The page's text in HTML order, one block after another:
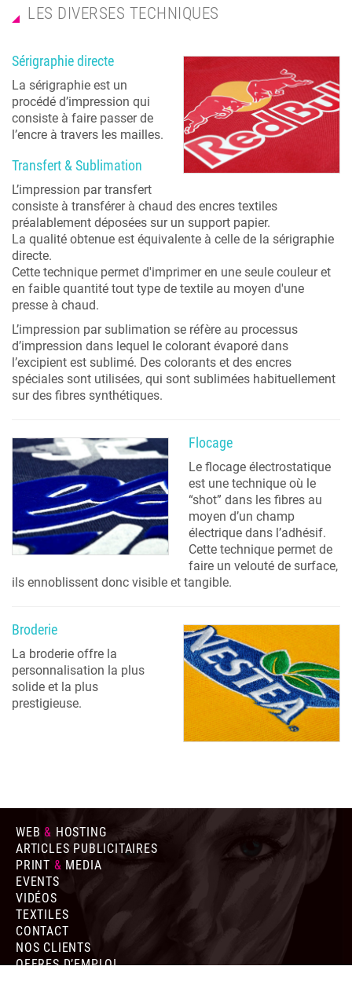
LES DIVERSES TECHNIQUES
Sérigraphie directe
La sérigraphie est un
procédé d’impression qui
consiste à faire passer de
l’encre à travers les mailles.
Transfert & Sublimation
L’impression par transfert
consiste à transférer à chaud des encres textiles
préalablement déposées sur un support papier.
La qualité obtenue est équivalente à celle de la sérigraphie
directe.
Cette technique permet d'imprimer en une seule couleur et
en faible quantité tout type de textile au moyen d'une
presse à chaud.
L’impression par sublimation se réfère au processus
d’impression dans lequel le colorant évaporé dans
l’excipient est sublimé. Des colorants et des encres
spéciales sont utilisées, qui sont sublimées habituellement
sur des fibres synthétiques.
Flocage
Le flocage électrostatique
est une technique où le
“shot” dans les fibres au
moyen d’un champ
électrique dans l’adhésif.
Cette technique permet de
faire un velouté de surface,
ils ennoblissent donc visible et tangible.
Broderie
La broderie offre la
personnalisation la plus
solide et la plus
prestigieuse.
WEB& HOSTING
ARTICLES PUBLICITAIRES
PRINT & MEDIA
EVENTS
VIDÉOS
TEXTILES
CONTACT
NOS CLIENTS
OFFRES D’EMPLOI